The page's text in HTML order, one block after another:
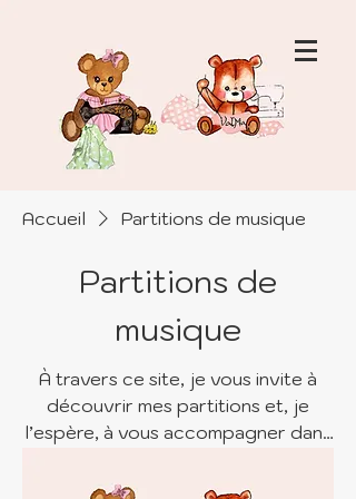
Accueil Partitions de musique
Partitions de
musique
À travers ce site, je vous invite à
découvrir mes partitions et, je
l’espère, à vous accompagner dans
Bonne découverte musicale.